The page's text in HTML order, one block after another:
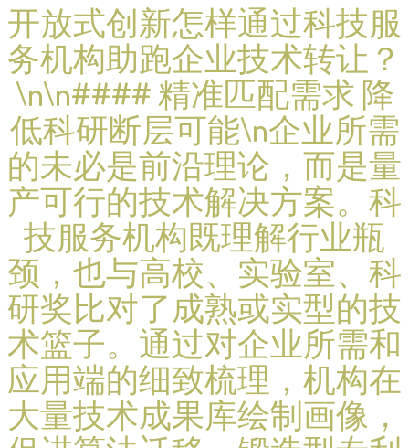
开放式创新怎样通过科技服
务机构助跑企业技术转让？
\n\n#### 精准匹配需求 降
低科研断层可能\n企业所需
的未必是前沿理论，而是量
产可行的技术解决方案。科
技服务机构既理解行业瓶
颈，也与高校、实验室、科
研奖比对了成熟或实型的技
术篮子。通过对企业所需和
应用端的细致梳理，机构在
大量技术成果库绘制画像，